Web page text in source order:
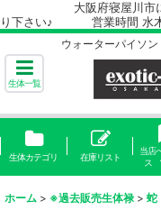
大阪府寝屋川市に店舗
り下さい♪ 営業時間 水木
ウォーターパイソ
生体一覧
生体カテゴリ 在庫リスト
当店
ス
ホーム > ※過去販売生体禄 > 蛇